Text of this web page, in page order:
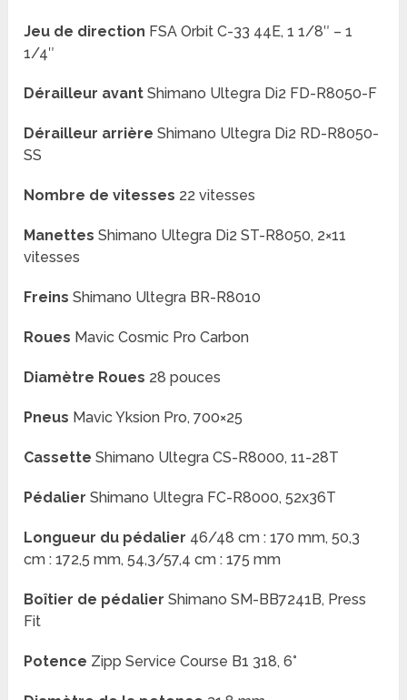
Jeu de direction FSA Orbit C-33 44E, 1 1/8″ – 1
1/4″
Dérailleur avant Shimano Ultegra Di2 FD-R8050-F
Dérailleur arrière Shimano Ultegra Di2 RD-R8050-
SS
Nombre de vitesses 22 vitesses
Manettes Shimano Ultegra Di2 ST-R8050, 2×11
vitesses
Freins Shimano Ultegra BR-R8010
Roues Mavic Cosmic Pro Carbon
Diamètre Roues 28 pouces
Pneus Mavic Yksion Pro, 700×25
Cassette Shimano Ultegra CS-R8000, 11-28T
Pédalier Shimano Ultegra FC-R8000, 52x36T
Longueur du pédalier 46/48 cm : 170 mm, 50,3
cm : 172,5 mm, 54,3/57,4 cm : 175 mm
Boîtier de pédalier Shimano SM-BB7241B, Press
Fit
Potence Zipp Service Course B1 318, 6°